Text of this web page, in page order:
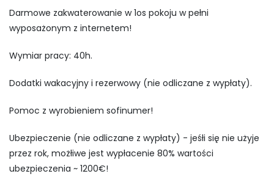
Darmowe zakwaterowanie w 1os pokoju w pełni
wyposażonym z internetem!
Wymiar pracy: 40h.
Dodatki wakacyjny i rezerwowy (nie odliczane z wypłaty).
Pomoc z wyrobieniem sofinumer!
Ubezpieczenie (nie odliczane z wypłaty) - jeśłi się nie użyje
przez rok, możłiwe jest wypłacenie 80% wartości
ubezpieczenia ~ 1200€!